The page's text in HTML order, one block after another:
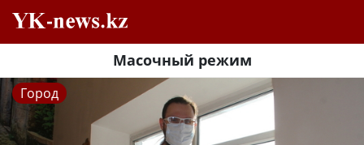
Масочный режим
Город